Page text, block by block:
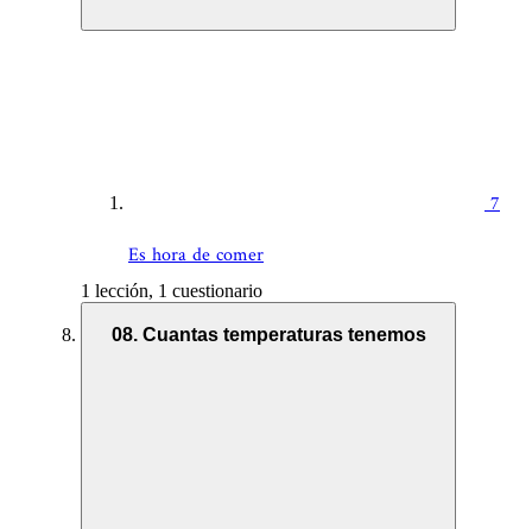
7
Es hora de comer
1 lección, 1 cuestionario
08. Cuantas temperaturas tenemos